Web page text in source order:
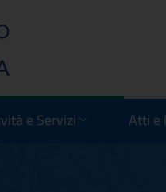
e Servizi Atti e